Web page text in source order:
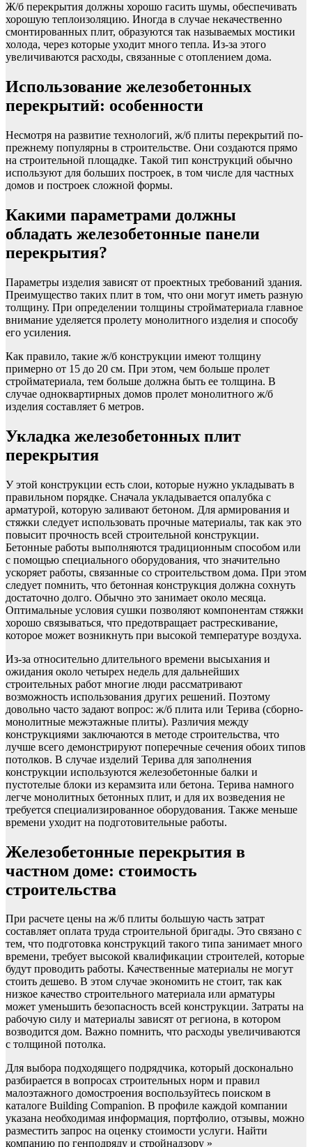
Ж/б перекрытия должны хорошо гасить шумы, обеспечивать
хорошую теплоизоляцию. Иногда в случае некачественно
смонтированных плит, образуются так называемых мостики
холода, через которые уходит много тепла. Из-за этого
увеличиваются расходы, связанные с отоплением дома.
Использование железобетонных
перекрытий: особенности
Несмотря на развитие технологий, ж/б плиты перекрытий по-
прежнему популярны в строительстве. Они создаются прямо
на строительной площадке. Такой тип конструкций обычно
используют для больших построек, в том числе для частных
домов и построек сложной формы.
Какими параметрами должны
обладать железобетонные панели
перекрытия?
Параметры изделия зависят от проектных требований здания.
Преимущество таких плит в том, что они могут иметь разную
толщину. При определении толщины стройматериала главное
внимание уделяется пролету монолитного изделия и способу
его усиления.
Как правило, такие ж/б конструкции имеют толщину
примерно от 15 до 20 см. При этом, чем больше пролет
стройматериала, тем больше должна быть ее толщина. В
случае одноквартирных домов пролет монолитного ж/б
изделия составляет 6 метров.
Укладка железобетонных плит
перекрытия
У этой конструкции есть слои, которые нужно укладывать в
правильном порядке. Сначала укладывается опалубка с
арматурой, которую заливают бетоном. Для армирования и
стяжки следует использовать прочные материалы, так как это
повысит прочность всей строительной конструкции.
Бетонные работы выполняются традиционным способом или
с помощью специального оборудования, что значительно
ускоряет работы, связанные со строительством дома. При этом
следует помнить, что бетонная конструкция должна сохнуть
достаточно долго. Обычно это занимает около месяца.
Оптимальные условия сушки позволяют компонентам стяжки
хорошо связываться, что предотвращает растрескивание,
которое может возникнуть при высокой температуре воздуха.
Из-за относительно длительного времени высыхания и
ожидания около четырех недель для дальнейших
строительных работ многие люди рассматривают
возможность использования других решений. Поэтому
довольно часто задают вопрос: ж/б плита или Терива (сборно-
монолитные межэтажные плиты). Различия между
конструкциями заключаются в методе строительства, что
лучше всего демонстрируют поперечные сечения обоих типов
потолков. В случае изделий Терива для заполнения
конструкции используются железобетонные балки и
пустотелые блоки из керамзита или бетона. Терива намного
легче монолитных бетонных плит, и для их возведения не
требуется специализированное оборудования. Также меньше
времени уходит на подготовительные работы.
Железобетонные перекрытия в
частном доме: стоимость
строительства
При расчете цены на ж/б плиты большую часть затрат
составляет оплата труда строительной бригады. Это связано с
тем, что подготовка конструкций такого типа занимает много
времени, требует высокой квалификации строителей, которые
будут проводить работы. Качественные материалы не могут
стоить дешево. В этом случае экономить не стоит, так как
низкое качество строительного материала или арматуры
может уменьшить безопасность всей конструкции. Затраты на
рабочую силу и материалы зависят от региона, в котором
возводится дом. Важно помнить, что расходы увеличиваются
с толщиной потолка.
Для выбора подходящего подрядчика, который досконально
разбирается в вопросах строительных норм и правил
малоэтажного домостроения воспользуйтесь поиском в
каталоге Building Companion. В профиле каждой компании
указана необходимая информация, портфолио, отзывы, можно
разместить запрос на оценку стоимости услуги. Найти
компанию по генподряду и стройнадзору »